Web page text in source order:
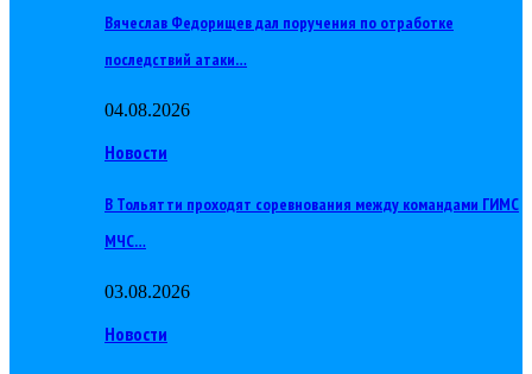
Вячеслав Федорищев дал поручения по отработке
последствий атаки…
04.08.2026
Новости
В Тольятти проходят соревнования между командами ГИМС
МЧС…
03.08.2026
Новости